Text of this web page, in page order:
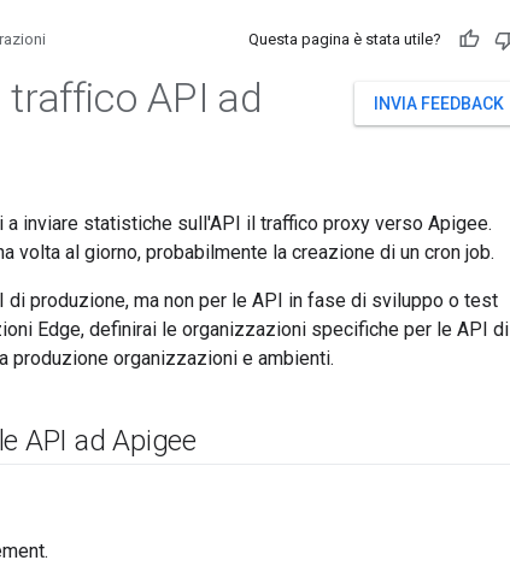
Questa pagina è stata utile?
INVIA FEEDBACK
API ad
inviare statistiche sull'API il traffico proxy verso Apigee.
volta al giorno, probabilmente la creazione di un cron job.
produzione, ma non per le API in fase di sviluppo o test
Edge, definirai le organizzazioni specifiche per le API di
produzione organizzazioni e ambienti.
API ad Apigee